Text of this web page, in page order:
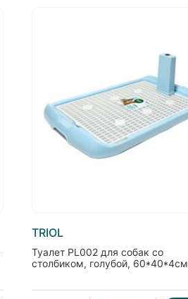
TRIOL
Туалет PL002 для собак со
столбиком, голубой, 60*40*4см